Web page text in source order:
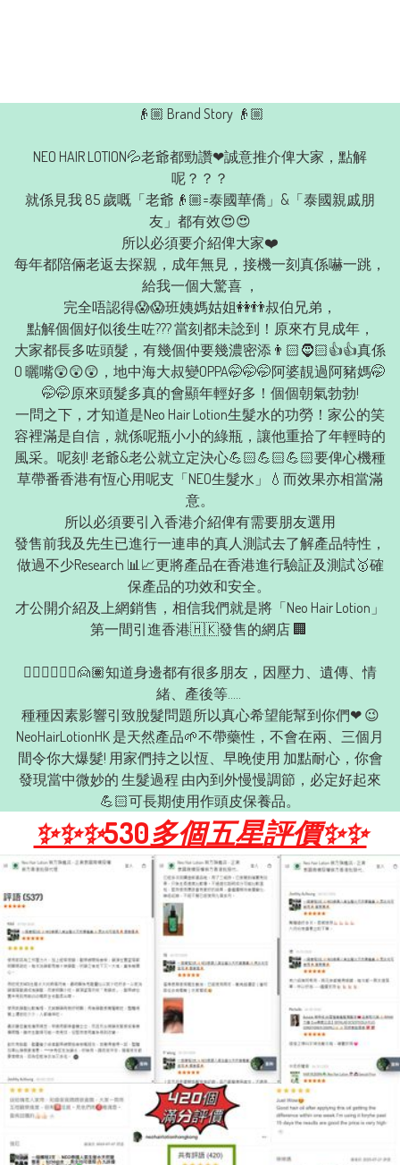
👴🏼 Brand Story 👴🏼
NEO HAIR LOTION💦老爺都勁讚❤誠意推介俾大家，點解
呢？？？
就係見我 85 歲嘅「老爺👴🏼=泰國華僑」&「泰國親戚朋
友」都有效😍😍
所以必須要介紹俾大家❤️
每年都陪倆老返去探親，成年無見，接機一刻真係嚇一跳，
給我一個大驚喜 ，
完全唔認得😱😱班姨媽姑姐👭👬叔伯兄弟，
點解個個好似後生咗??? 當刻都未諗到！原來冇見成年，
大家都長多咗頭髮，有幾個仲要幾濃密添👨🏻🧔🏻👍👍真係
O 曬嘴😲😲😲，地中海大叔變OPPA🤭🤭🤭阿婆靚過阿豬媽🤭
🤭🤭原來頭髮多真的會顯年輕好多！個個朝氣勃勃!
一問之下，才知道是Neo Hair Lotion生髮水的功勞！家公的笑
容裡滿是自信，就係呢瓶小小的綠瓶，讓他重拾了年輕時的
風采。呢刻! 老爺&老公就立定決心💪🏻💪🏻💪🏻要俾心機種
草帶番香港有恆心用呢支「NEO生髮水」💧而效果亦相當滿
意。
所以必須要引入香港介紹俾有需要朋友選用
發售前我及先生已進行一連串的真人測試去了解產品特性，
做過不少Research 📊📈更將產品在香港進行驗証及測試🥇確
保產品的功效和安全。
才公開介紹及上網銷售，相信我們就是將「Neo Hair Lotion」
第一間引進香港🇭🇰發售的網店 🏢
🙍🏻‍♀️🙎🏻‍♂️🙍🏽知道身邊都有很多朋友，因壓力、遺傳、情
緒、產後等…..
種種因素影響引致脫髮問題所以真心希望能幫到你們❤ 😉
NeoHairLotionHK 是天然產品🌱不帶藥性，不會在兩、三個月
間令你大爆髮! 用家們持之以恆、早晚使用 加點耐心，你會
發現當中微妙的 生髮過程 由內到外慢慢調節，必定好起來
💪🏻可長期使用作頭皮保養品。
✨✨✨530多個五星評價✨✨